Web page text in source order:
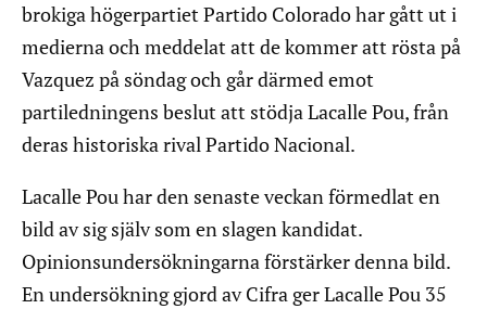
brokiga högerpartiet Partido Colorado har gått ut i
medierna och meddelat att de kommer att rösta på
Vazquez på söndag och går därmed emot
partiledningens beslut att stödja Lacalle Pou, från
deras historiska rival Partido Nacional.
Lacalle Pou har den senaste veckan förmedlat en
bild av sig själv som en slagen kandidat.
Opinionsundersökningarna förstärker denna bild.
En undersökning gjord av Cifra ger Lacalle Pou 35